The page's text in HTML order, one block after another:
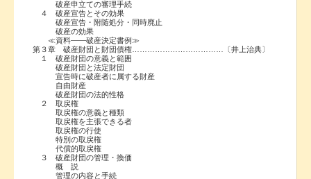
破産申立ての審理手続
４ 破産宣告とその効果
破産宣告・附随処分・同時廃止
破産の効果
≪資料――破産決定書例≫
第３章 破産財団と財団債権………………………………〔井上治典〕
１ 破産財団の意義と範囲
破産財団と法定財団
宣告時に破産者に属する財産
自由財産
破産財団の法的性格
２ 取戻権
取戻権の意義と種類
取戻権を主張できる者
取戻権の行使
特別の取戻権
代償的取戻権
３ 破産財団の管理・換価
概 説
管理の内容と手続